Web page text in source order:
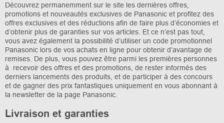
Découvrez permanemment sur le site les dernières offres,
promotions et nouveautés exclusives de Panasonic et profitez des
offres exclusives et des réductions afin de faire plus d’économies et
d’obtenir plus de garanties sur vos articles. Et ce n’est pas tout,
vous avez également la possibilité d’utiliser un code promotionnel
Panasonic lors de vos achats en ligne pour obtenir d’avantage de
remises. De plus, vous pouvez être parmi les premières personnes
à recevoir des offres et des promotions, de rester informés des
derniers lancements des produits, et de participer à des concours
et de gagner des prix fantastiques uniquement en vous abonnant à
la newsletter de la page Panasonic.
Livraison et garanties